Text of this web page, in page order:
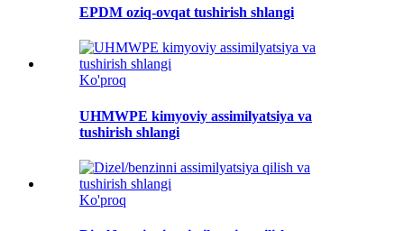
EPDM oziq-ovqat tushirish shlangi
Ko'proq
UHMWPE kimyoviy assimilyatsiya va
tushirish shlangi
Ko'proq